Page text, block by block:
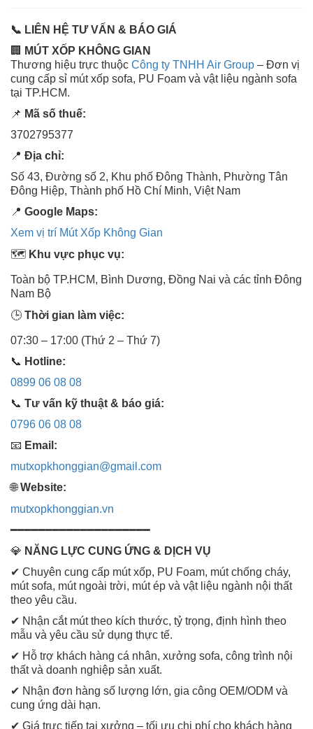
📞 LIÊN HỆ TƯ VẤN & BÁO GIÁ
🏢
MÚT XỐP KHÔNG GIAN
Thương hiệu trực thuộc Công ty TNHH Air Group – Đơn vị
cung cấp sỉ mút xốp sofa, PU Foam và vật liệu ngành sofa
tại TP.HCM.
📌 Mã số thuế:
3702795377
📍 Địa chỉ:
Số 43, Đường số 2, Khu phố Đông Thành, Phường Tân
Đông Hiệp, Thành phố Hồ Chí Minh, Việt Nam
📍 Google Maps:
Xem vị trí Mút Xốp Không Gian
🗺️ Khu vực phục vụ:
Toàn bộ TP.HCM, Bình Dương, Đồng Nai và các tỉnh Đông
Nam Bộ
🕒 Thời gian làm việc:
07:30 – 17:00 (Thứ 2 – Thứ 7)
📞 Hotline:
0899 06 08 08
📞 Tư vấn kỹ thuật & báo giá:
0796 06 08 08
📧 Email:
mutxopkhonggian@gmail.com
🌐Website:
mutxopkhonggian.vn
━━━━━━━━━━━━━━━━━━━━
💎 NĂNG LỰC CUNG ỨNG & DỊCH VỤ
✔ Chuyên cung cấp mút xốp, PU Foam, mút chống cháy,
mút sofa, mút ngoài trời, mút ép và vật liệu ngành nội thất
theo yêu cầu.
✔ Nhận cắt mút theo kích thước, tỷ trọng, định hình theo
mẫu và yêu cầu sử dụng thực tế.
✔ Hỗ trợ khách hàng cá nhân, xưởng sofa, công trình nội
thất và doanh nghiệp sản xuất.
✔ Nhận đơn hàng số lượng lớn, gia công OEM/ODM và
cung ứng dài hạn.
✔ Giá trực tiếp tại xưởng – tối ưu chi phí cho khách hàng